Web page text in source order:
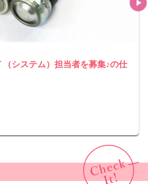
システム）担当者を募集♪の仕